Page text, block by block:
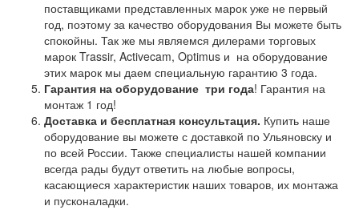
поставщиками представленных марок уже не первый
год, поэтому за качество оборудования Вы можете быть
спокойны. Так же мы являемся дилерами торговых
марок Trassir, Activecam, Optimus и на оборудование
этих марок мы даем специальную гарантию 3 года.
Гарантия на оборудование три года! Гарантия на
монтаж 1 год!
Доставка и бесплатная консультация. Купить наше
оборудование вы можете с доставкой по Ульяновску и
по всей России. Также специалисты нашей компании
всегда рады будут ответить на любые вопросы,
касающиеся характеристик наших товаров, их монтажа
и пусконаладки.